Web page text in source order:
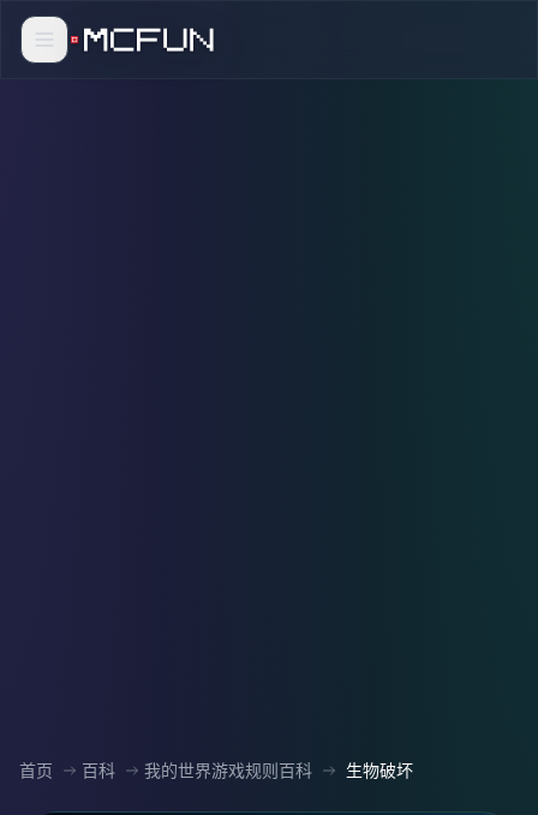
首页 百科 我的世界游戏规则百科 生物破坏